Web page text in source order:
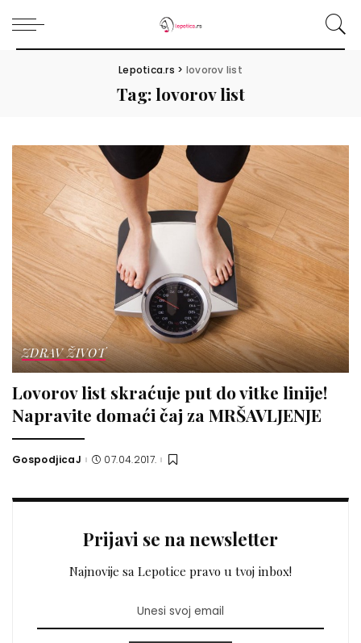
Lepotica.rs > lovorov list
Tag:lovorov list
ZDRAV ŽIVOT
Lovorov list skraćuje put do vitke linije!
Napravite domaći čaj za MRŠAVLJENJE
Posted
GospodjicaJ 07.04.2017.
Prijavi se na newsletter
Najnovije sa Lepotice pravo u tvoj inbox!